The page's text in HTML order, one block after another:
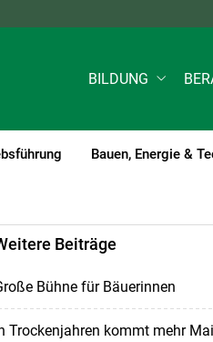
BILDUNG
Bauen, Energie &
Beiträge
Bühne für Bäuerinnen
Trockenjahren kommt mehr